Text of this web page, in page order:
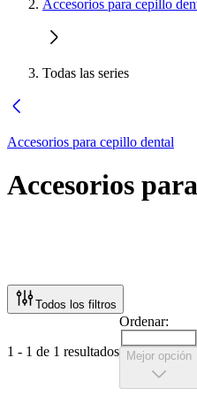
Accesorios para cepillo
Todas las series
Accesorios para cepillo dental
Accesorios
Todos los filtros
1 - 1 de 1 resultados
Ordenar:
Mejor opción